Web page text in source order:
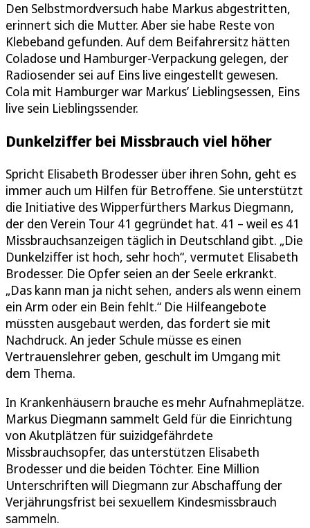
Den Selbstmordversuch habe Markus abgestritten,
erinnert sich die Mutter. Aber sie habe Reste von
Klebeband gefunden. Auf dem Beifahrersitz hätten
Coladose und Hamburger-Verpackung gelegen, der
Radiosender sei auf Eins live eingestellt gewesen.
Cola mit Hamburger war Markus’ Lieblingsessen, Eins
live sein Lieblingssender.
Dunkelziffer bei Missbrauch viel höher
Spricht Elisabeth Brodesser über ihren Sohn, geht es
immer auch um Hilfen für Betroffene. Sie unterstützt
die Initiative des Wipperfürthers Markus Diegmann,
der den Verein Tour 41 gegründet hat. 41 – weil es 41
Missbrauchsanzeigen täglich in Deutschland gibt. „Die
Dunkelziffer ist hoch, sehr hoch“, vermutet Elisabeth
Brodesser. Die Opfer seien an der Seele erkrankt.
„Das kann man ja nicht sehen, anders als wenn einem
ein Arm oder ein Bein fehlt.“ Die Hilfeangebote
müssten ausgebaut werden, das fordert sie mit
Nachdruck. An jeder Schule müsse es einen
Vertrauenslehrer geben, geschult im Umgang mit
dem Thema.
In Krankenhäusern brauche es mehr Aufnahmeplätze.
Markus Diegmann sammelt Geld für die Einrichtung
von Akutplätzen für suizidgefährdete
Missbrauchsopfer, das unterstützen Elisabeth
Brodesser und die beiden Töchter. Eine Million
Unterschriften will Diegmann zur Abschaffung der
Verjährungsfrist bei sexuellem Kindesmissbrauch
sammeln.